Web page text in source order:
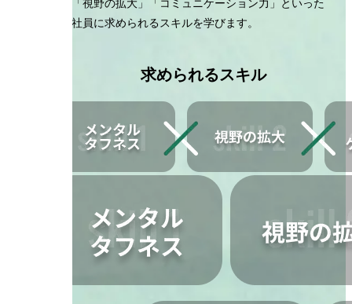
ス」「視野の拡大」「コミュニケーション力」といった
若手社員に求められるスキルを学びます。
求められるスキル